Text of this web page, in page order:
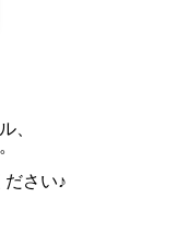
、
さい♪